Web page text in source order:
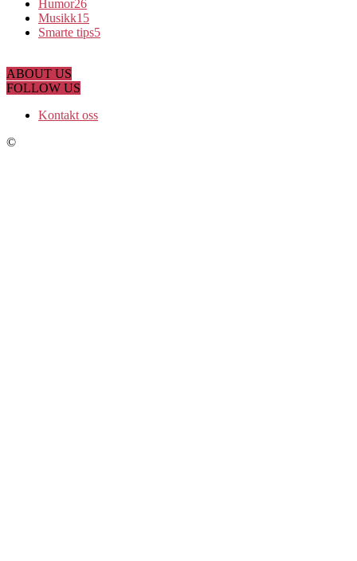
Humor26
Musikk15
Smarte tips5
ABOUT US
FOLLOW US
Kontakt oss
©